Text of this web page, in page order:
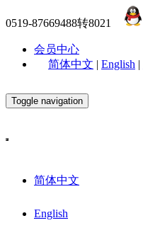
0519-87669488转8021
会员中心
简体中文 | English |
Toggle navigation
简体中文
English